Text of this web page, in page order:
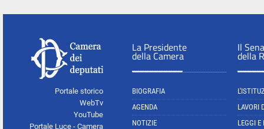
Portale storico
WebTv
YouTube
Portale Luce - Camera
La Presidente
della Camera
BIOGRAFIA
AGENDA
NOTIZIE
Il
della
LAVORI
LEGGI E